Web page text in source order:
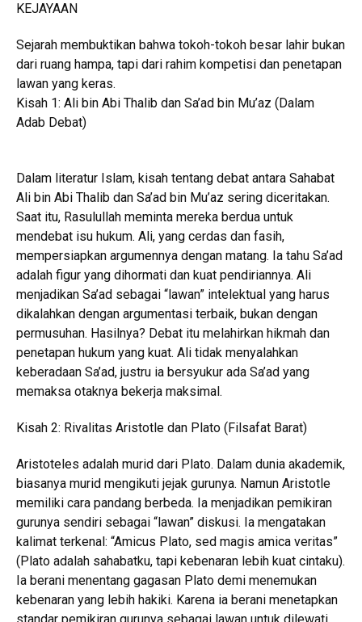
KEJAYAAN
Sejarah membuktikan bahwa tokoh-tokoh besar lahir bukan
dari ruang hampa, tapi dari rahim kompetisi dan penetapan
lawan yang keras.
Kisah 1: Ali bin Abi Thalib dan Sa’ad bin Mu’az (Dalam
Adab Debat)
Dalam literatur Islam, kisah tentang debat antara Sahabat
Ali bin Abi Thalib dan Sa’ad bin Mu’az sering diceritakan.
Saat itu, Rasulullah meminta mereka berdua untuk
mendebat isu hukum. Ali, yang cerdas dan fasih,
mempersiapkan argumennya dengan matang. Ia tahu Sa’ad
adalah figur yang dihormati dan kuat pendiriannya. Ali
menjadikan Sa’ad sebagai “lawan” intelektual yang harus
dikalahkan dengan argumentasi terbaik, bukan dengan
permusuhan. Hasilnya? Debat itu melahirkan hikmah dan
penetapan hukum yang kuat. Ali tidak menyalahkan
keberadaan Sa’ad, justru ia bersyukur ada Sa’ad yang
memaksa otaknya bekerja maksimal.
Kisah 2: Rivalitas Aristotle dan Plato (Filsafat Barat)
Aristoteles adalah murid dari Plato. Dalam dunia akademik,
biasanya murid mengikuti jejak gurunya. Namun Aristotle
memiliki cara pandang berbeda. Ia menjadikan pemikiran
gurunya sendiri sebagai “lawan” diskusi. Ia mengatakan
kalimat terkenal: “Amicus Plato, sed magis amica veritas”
(Plato adalah sahabatku, tapi kebenaran lebih kuat cintaku).
Ia berani menentang gagasan Plato demi menemukan
kebenaran yang lebih hakiki. Karena ia berani menetapkan